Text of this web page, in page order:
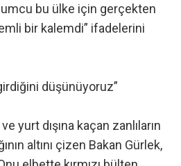
bu ülke için gerçekten
bir kalemdi” ifadelerini
düşünüyoruz”
yurt dışına kaçan zanlıların
altını çizen Bakan Gürlek,